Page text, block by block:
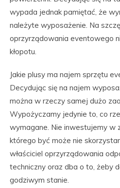
wypada jednak pamiętać, że
należyte wyposażenie. Na
oprzyrządowania eventowego
kłopotu.
Jakie plusy ma najem sprzętu
Decydując się na najem
można w rzeczy samej dużo
Wypożyczamy jedynie to, co
wymagane. Nie inwestujemy w
którego być może nie
właściciel oprzyrządowania
techniczny oraz dba o to, żeby
godziwym stanie.